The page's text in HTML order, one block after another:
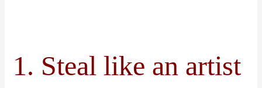
1. Steal like an artist